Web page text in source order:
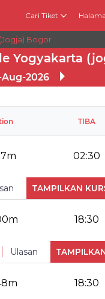
Cari Tiket
Bogor
Yogyakarta
2026
TIBA
02:30
TAMPILKAN
Reviews Available
18:30
Ulasan
Reviews Available
18:30